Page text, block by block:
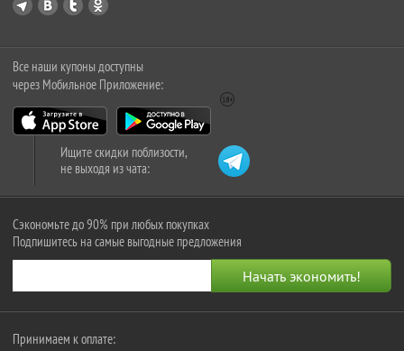
Все наши купоны доступны
через Мобильное Приложение:
Ищите скидки поблизости,
не выходя из чата:
Сэкономьте до 90% при любых покупках
Подпишитесь на самые выгодные предложения
Принимаем к оплате: